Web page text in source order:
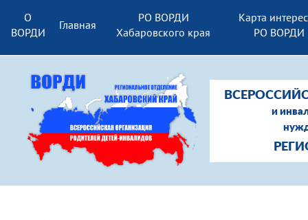
и
О
ВОРДИ
Главная
РО ВОРДИ
Хабаровского края
Карта
РО ВОРДИ